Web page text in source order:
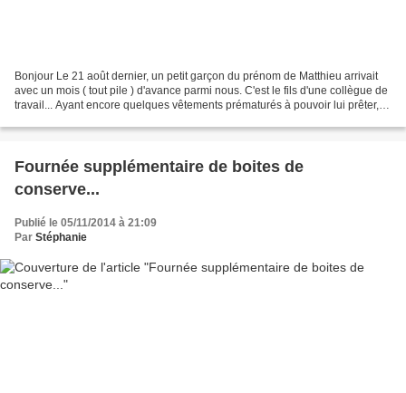
Bonjour Le 21 août dernier, un petit garçon du prénom de Matthieu arrivait
avec un mois ( tout pile ) d'avance parmi nous. C'est le fils d'une collègue de
travail... Ayant encore quelques vêtements prématurés à pouvoir lui prêter, je
Fournée supplémentaire de boites de
conserve...
Publié le 05/11/2014 à 21:09
Par Stéphanie